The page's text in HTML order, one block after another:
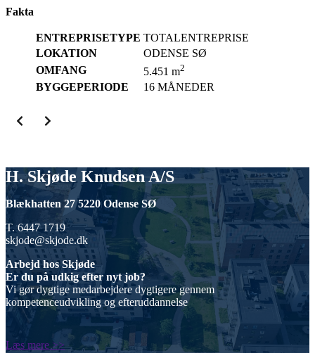
Fakta
ENTREPRISETYPE TOTALENTREPRISE
LOKATION
ODENSE SØ
OMFANG
5.451 m2
BYGGEPERIODE 16 MÅNEDER
H. Skjøde Knudsen A/S
Blækhatten 27 5220 Odense SØ
T. 6447 1719
skjode@skjode.dk
Arbejd hos Skjøde
Er du på udkig efter nyt job?
Vi gør dygtige medarbejdere dygtigere gennem
kompetenceudvikling og efteruddannelse
Læs mere >>